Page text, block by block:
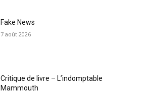
Fake News
7 août 2026
Critique de livre – L’indomptable
Mammouth